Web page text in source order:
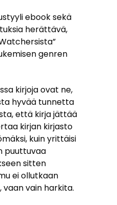
ebook sekä
herättävä,
genren
kirjoja ovat ne,
hyvää tunnetta
että kirja jättää
kirjan kirjasto
kuin yrittäisi
puuttuvaa
sitten
ei ollutkaan
vain harkita.